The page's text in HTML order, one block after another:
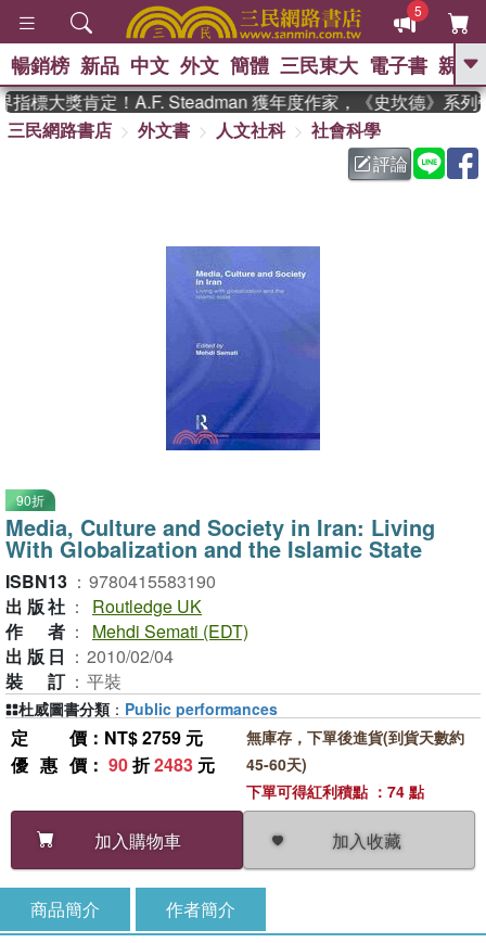
5
GO
熱搜： 東野圭吾 、 高希均教授回憶錄
父親節 、 如果歷
暑期推薦 、 國際布克
偉大的迷走神經
暢銷榜 新品 中文 外文 簡體 三民東大 電子書 親子
標大獎肯定！A.F. Steadman 獲年度作家，《史坎德》系列
三民網路書店
外文書 人文社科
社會科學
評論
90折
Media, Culture and Society in Iran: Living
With Globalization and the Islamic State
ISBN13 ： 9780415583190
出版社 ：
Routledge UK
作者 ：
Mehdi Semati (EDT)
出版日 ： 2010/02/04
裝訂 ： 平裝
定價 ：NT$ 2759 元
優惠價 ： 90折2483 元
加入購物車 加入收藏
無庫存，下單後進貨(到貨天數約
45-60天)
下單可得紅利積點 ：74 點
杜威圖書分類 ： Public performances
商品簡介 作者簡介